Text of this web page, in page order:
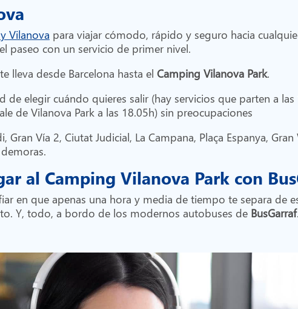
Vilanova para viajar cómodo, rápido y seguro hacia
paseo con un servicio de primer nivel.
lleva desde Barcelona hasta el Camping Vilanova Park.
elegir cuándo quieres salir (hay servicios que parten a
de Vilanova Park a las 18.05h) sin preocupaciones
Gran Vía 2, Ciutat Judicial, La Campana, Plaça Espanya,
al Camping Vilanova Park con
en que apenas una hora y media de tiempo te separa de
Y, todo, a bordo de los modernos autobuses de BusGarraf.